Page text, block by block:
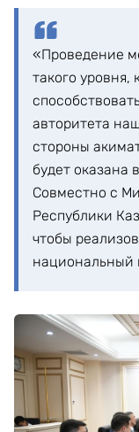
«Проведение
такого уровня,
авторитета
стороны
будет оказана
Совместно с
Республики
чтобы
национальный